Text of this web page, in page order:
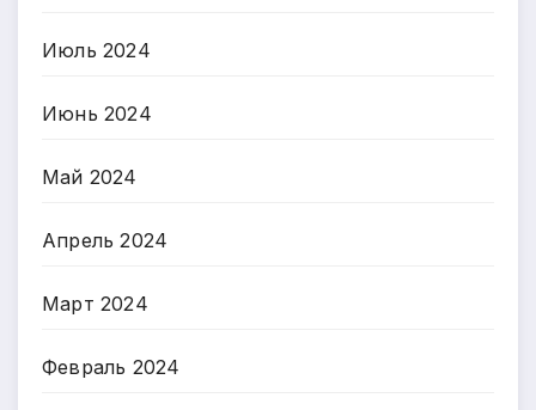
Июль 2024
Июнь 2024
Май 2024
Апрель 2024
Март 2024
Февраль 2024